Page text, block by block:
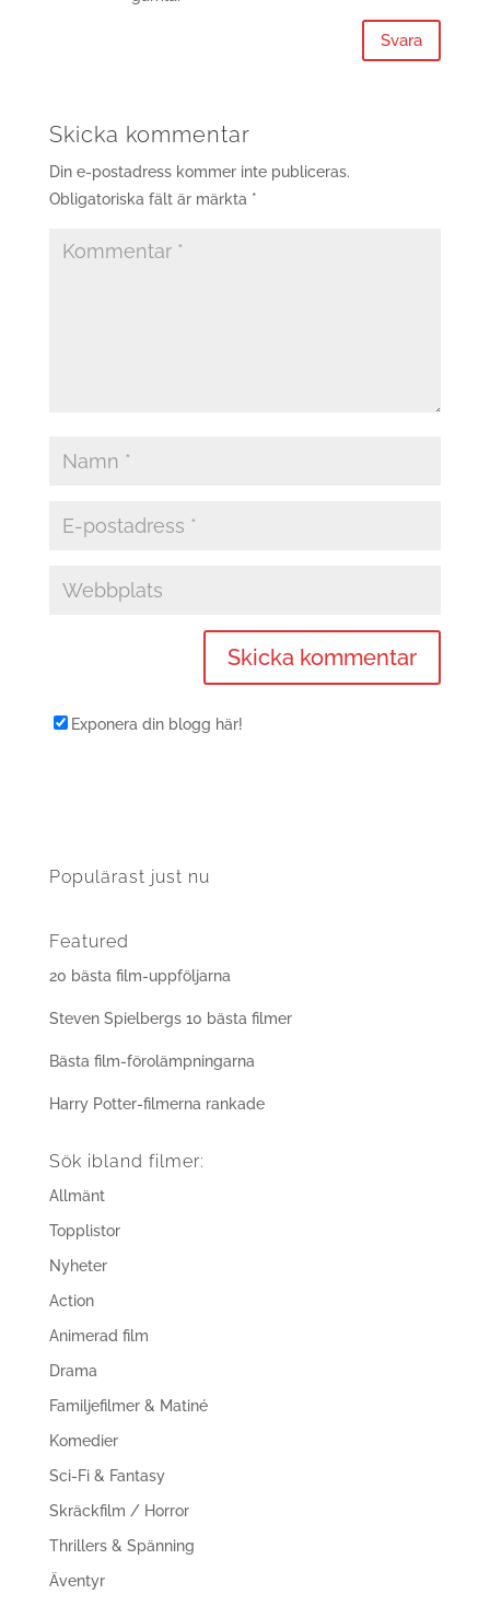
Svara
Skicka kommentar
Din e-postadress kommer inte publiceras.
Obligatoriska fält är märkta *
Exponera din blogg här!
Populärast just nu
Featured
20 bästa film-uppföljarna
Steven Spielbergs 10 bästa filmer
Bästa film-förolämpningarna
Harry Potter-filmerna rankade
Sök ibland filmer:
Allmänt
Topplistor
Nyheter
Action
Animerad film
Drama
Familjefilmer & Matiné
Komedier
Sci-Fi & Fantasy
Skräckfilm / Horror
Thrillers & Spänning
Äventyr